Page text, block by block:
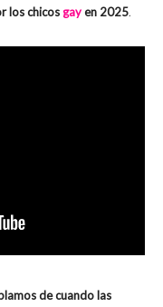
los chicosgayen 2025.
de cuando las